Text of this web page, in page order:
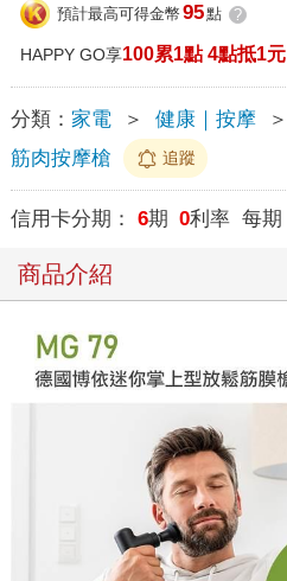
預計最高可得金幣 95點 ?
HAPPY GO享100累1點 4點抵1元
分類： 家電 ＞ 健康｜按摩 ＞
筋肉按摩槍
追蹤
信用卡分期： 6期 0利率 每期
商品介紹